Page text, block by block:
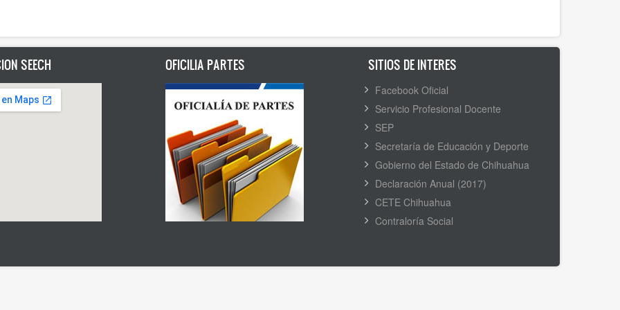
SEECH OFICILIA PARTES SITIOS DE INTERES
Facebook Oficial
Servicio Profesional Docente
SEP
Secretaría de Educación y Deporte
Gobierno del Estado de Chihuahua
Declaración Anual (2017)
CETE Chihuahua
Contraloría Social